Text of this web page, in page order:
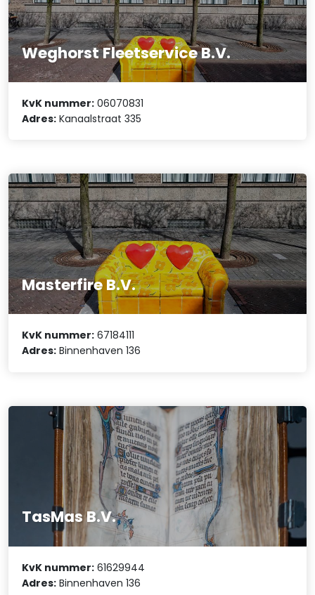
Weghorst Fleetservice B.V.
KvK nummer: 06070831
Adres: Kanaalstraat 335
Masterfire B.V.
KvK nummer: 67184111
Adres: Binnenhaven 136
TasMas B.V.
KvK nummer: 61629944
Adres: Binnenhaven 136